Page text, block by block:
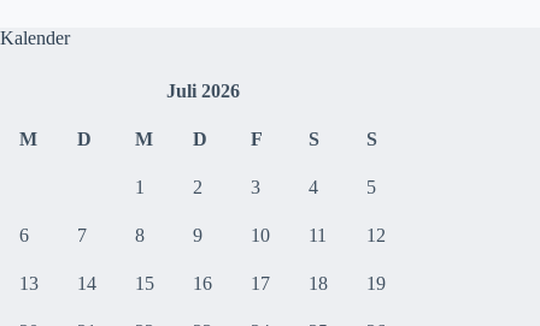
Kalender
Juli 2026
M D M D F S S
1 2 3 4 5
6 7 8 9 10 11 12
13 14 15 16 17 18 19